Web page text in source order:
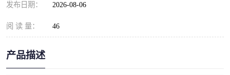
发布日期： 2026-08-06
阅 读 量： 46
产品描述